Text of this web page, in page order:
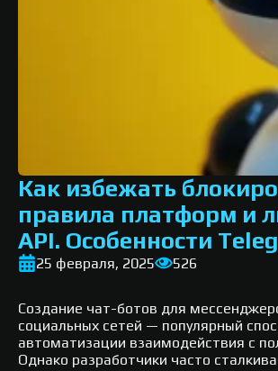
Как избежать
правила платформ и
API. Особенности
25 февраля, 2025 526
Создание чат-ботов для
социальных сетей — популярный
автоматизации взаимодействия с
Однако разработчики часто